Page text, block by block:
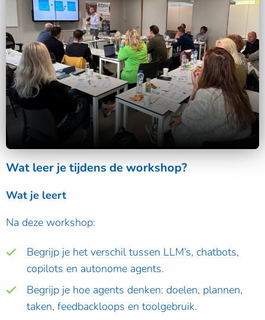
Wat leer je tijdens de workshop?
Wat je leert
Na deze workshop:
Begrijp je het verschil tussen LLM’s, chatbots,
copilots en autonome agents.
Begrijp je hoe agents denken: doelen, plannen,
taken, feedbackloops en toolgebruik.